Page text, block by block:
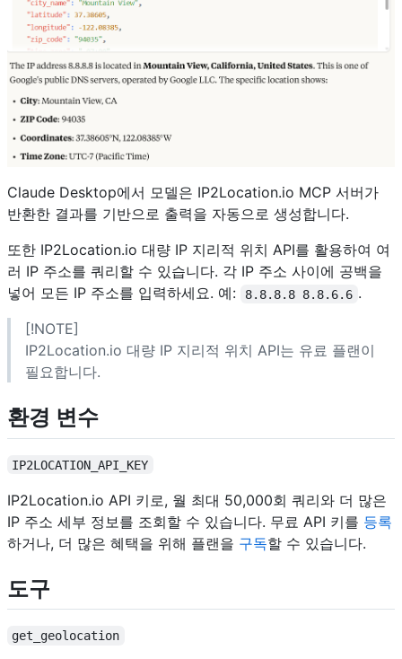
Claude Desktop에서 모델은 IP2Location.io MCP 서버가
반환한 결과를 기반으로 출력을 자동으로 생성합니다.
또한 IP2Location.io 대량 IP 지리적 위치 API를 활용하여 여
러 IP 주소를 쿼리할 수 있습니다. 각 IP 주소 사이에 공백을
넣어 모든 IP 주소를 입력하세요. 예:
8.8.8.8 8.8.6.6 .
[!NOTE]
IP2Location.io 대량 IP 지리적 위치 API는 유료 플랜이
필요합니다.
환경 변수
IP2LOCATION_API_KEY
IP2Location.io API 키로, 월 최대 50,000회 쿼리와 더 많은
IP 주소 세부 정보를 조회할 수 있습니다. 무료 API 키를 등록
하거나, 더 많은 혜택을 위해 플랜을 구독할 수 있습니다.
도구
get_geolocation